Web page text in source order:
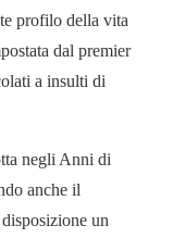
profilo della vita
dal premier
a insulti di
negli Anni di
anche il
un